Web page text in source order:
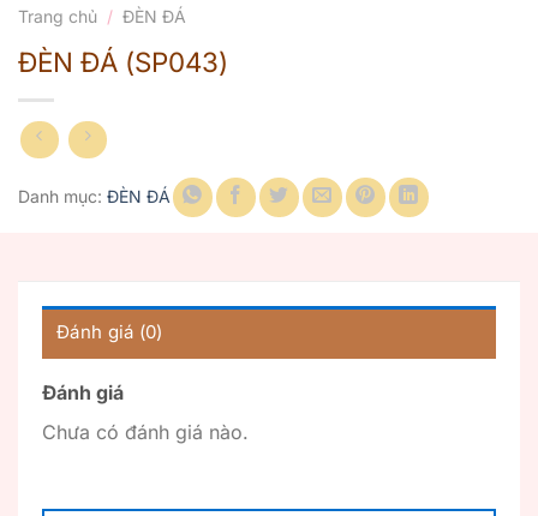
Trang chủ / ĐÈN ĐÁ
ĐÈN ĐÁ (SP043)
Danh mục: ĐÈN ĐÁ
Đánh giá (0)
Đánh giá
Chưa có đánh giá nào.